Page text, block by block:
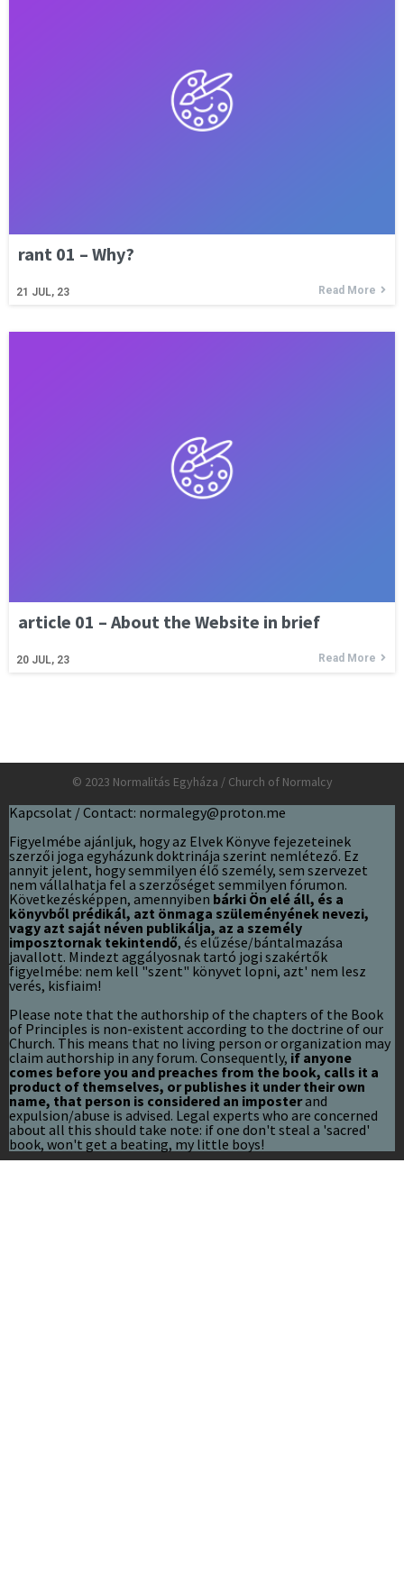
rant 01 – Why?
21 JUL, 23 Read More
article 01 – About the Website in brief
20 JUL, 23 Read More
© 2023 Normalitás Egyháza / Church of Normalcy
Kapcsolat / Contact: normalegy@proton.me
Figyelmébe ajánljuk, hogy az Elvek Könyve fejezeteinek
szerzői joga egyházunk doktrinája szerint nemlétező. Ez
annyit jelent, hogy semmilyen élő személy, sem szervezet
nem vállalhatja fel a szerzőséget semmilyen fórumon.
Következésképpen, amennyiben bárki Ön elé áll, és a
könyvből prédikál, azt önmaga szüleményének nevezi,
vagy azt saját néven publikálja, az a személy
imposztornak tekintendő, és elűzése/bántalmazása
javallott. Mindezt aggályosnak tartó jogi szakértők
figyelmébe: nem kell "szent" könyvet lopni, azt' nem lesz
verés, kisfiaim!
Please note that the authorship of the chapters of the Book
of Principles is non-existent according to the doctrine of our
Church. This means that no living person or organization may
claim authorship in any forum. Consequently, if anyone
comes before you and preaches from the book, calls it a
product of themselves, or publishes it under their own
name, that person is considered an imposterand
expulsion/abuse is advised. Legal experts who are concerned
about all this should take note: if one don't steal a 'sacred'
book, won't get a beating, my little boys!